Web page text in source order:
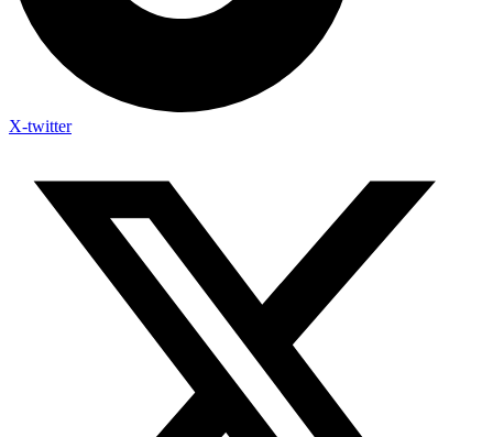
X-twitter